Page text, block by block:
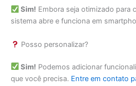
Sim! Embora seja otimizado para
sistema abre e funciona em
Posso personalizar?
Sim! Podemos adicionar
que você precisa. Entre em contato